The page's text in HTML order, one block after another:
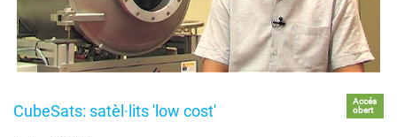
CubeSats: satèl·lits 'low cost'
Accés
obert